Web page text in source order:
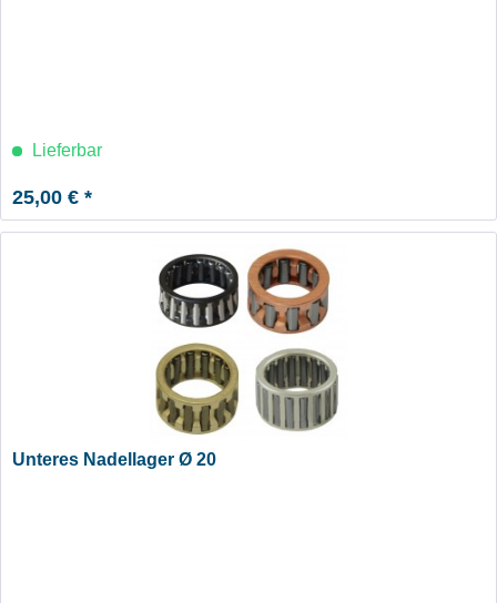
Lieferbar
25,00 € *
Unteres Nadellager Ø 20